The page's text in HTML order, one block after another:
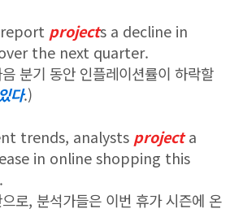
projects a decline in
the next quarter.
분기 동안 인플레이션률이 하락할
다.)
trends, analysts projecta
in online shopping this
로, 분석가들은 이번 휴가 시즌에 온